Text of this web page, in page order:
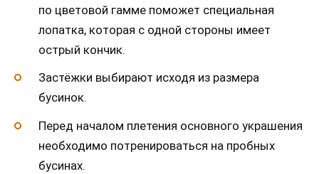
по цветовой гамме поможет специальная
лопатка, которая с одной стороны имеет
острый кончик.
Застёжки выбирают исходя из размера
бусинок.
Перед началом плетения основного украшения
необходимо потренироваться на пробных
бусинах.